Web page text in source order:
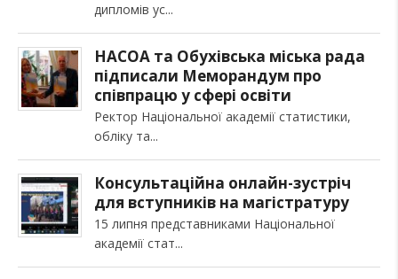
дипломів ус
НАСОА та Обухівська міська рада
підписали Меморандум про
співпрацю у сфері освіти
Ректор Національної академії статистики,
обліку та
Консультаційна онлайн-зустріч
для вступників на магістратуру
15 липня представниками Національної
академії стат